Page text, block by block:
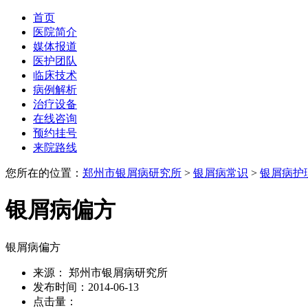
首页
医院简介
媒体报道
医护团队
临床技术
病例解析
治疗设备
在线咨询
预约挂号
来院路线
您所在的位置： 郑州市银屑病研究所 > 银屑病常识 > 银屑病护
银屑病偏方
银屑病偏方
来源： 郑州市银屑病研究所
发布时间：2014-06-13
点击量：